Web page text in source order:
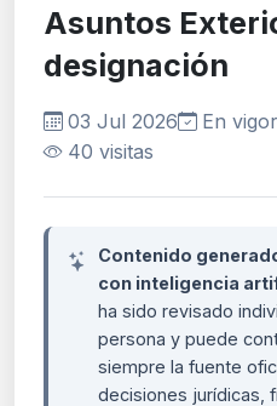
Asuntos
designación
03 Jul 2026
En
40 visitas
Contenido
con inteligencia
ha sido revisado
persona y puede
siempre la fuente
decisiones jurídicas,